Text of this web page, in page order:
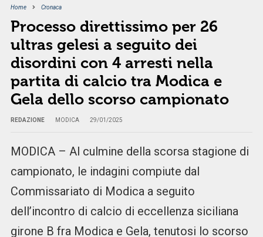
Home Cronaca
Processo direttissimo per 26
ultras gelesi a seguito dei
disordini con 4 arresti nella
partita di calcio tra Modica e
Gela dello scorso campionato
REDAZIONE MODICA 29/01/2025
MODICA – Al culmine della scorsa stagione di
campionato, le indagini compiute dal
Commissariato di Modica a seguito
dell’incontro di calcio di eccellenza siciliana
girone B fra Modica e Gela, tenutosi lo scorso